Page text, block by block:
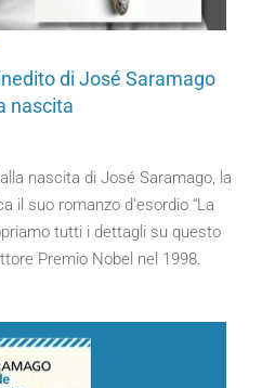
di José Saramago
nascita
nascita di José Saramago, la
il suo romanzo d’esordio “La
tutti i dettagli su questo
Premio Nobel nel 1998.